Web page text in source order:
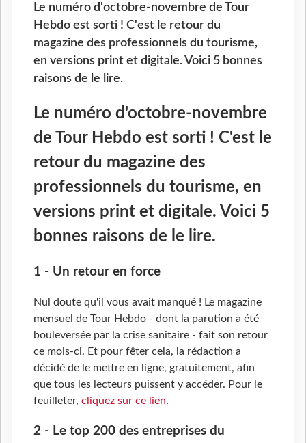
Le numéro d'octobre-novembre de Tour
Hebdo est sorti ! C'est le retour du
magazine des professionnels du tourisme,
en versions print et digitale. Voici 5 bonnes
raisons de le lire.
Le numéro d'octobre-novembre
de Tour Hebdo est sorti ! C'est le
retour du magazine des
professionnels du tourisme, en
versions print et digitale. Voici 5
bonnes raisons de le lire.
1 - Un retour en force
Nul doute qu'il vous avait manqué ! Le magazine
mensuel de Tour Hebdo - dont la parution a été
bouleversée par la crise sanitaire - fait son retour
ce mois-ci. Et pour fêter cela, la rédaction a
décidé de le mettre en ligne, gratuitement, afin
que tous les lecteurs puissent y accéder. Pour le
feuilleter, cliquez sur ce lien.
2 - Le top 200 des entreprises du